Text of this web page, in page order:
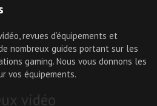
revues d’équipements et
nombreux guides portant sur les
gaming. Nous vous donnons les
vos équipements.
vidéo